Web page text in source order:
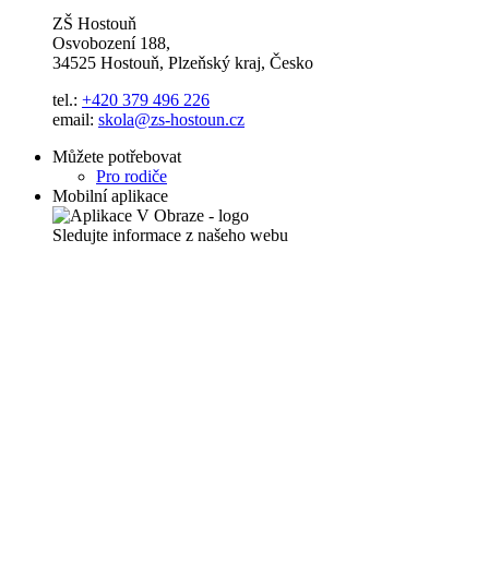
ZŠ Hostouň
Osvobození 188,
34525 Hostouň, Plzeňský kraj, Česko
tel.: +420 379 496 226
email: skola@zs-hostoun.cz
Můžete potřebovat
Pro rodiče
Mobilní aplikace
Sledujte informace z našeho webu